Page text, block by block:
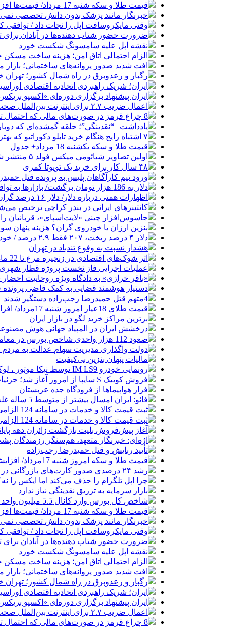
قیمت طلا و سکه شنبه 17 مرداد/ قیمت‌ها افزایشی
خبرنگار مانند پزشک بدون دانش تخصصی
وقتی مایکروسافت اپل را نجات داد /
ضرورت حضور شتاب ‌دهنده‌ها در آبادان
نقشه اپل علیه سامسونگ شکست خورد
الزام احتمالی اتاق امن؛ هزینه ساخت مسکن
افت شدید صدور پروانه‌های ساختمانی؛
رگبار و رعدوبرق در راه شمال کشور؛
ایران؛ شریک راهبردی اتحادیه اقتصادی
ایران پیشنهاد برگزاری دوره‌ای «اکسپو
اعمال ضریب ۲.۷ برای اینترنت بین‌الملل صحت دارد؟ / واکنش سازمان تنظیم مقررات
8 چراغ قرمز در صورت‌های مالی که احتمال تقلب را آشکار می‌کند
یادداشت | “نقدینگی”؛ حلقه گمشده‌ای که
۷ اشتباه رایج هنگام خرید تابلو دکوراتیو که بهتر است مرتکب نشوید
قیمت طلا و سکه یکشنبه 18 مرداد+ جدول
اولین تصاویر شیائومی میکس فولد ۵ منتشر شد
۴۸ سال کار برای خرید یک تویوتا کمری
ورود تیم کارآگاهان پلیس به پرونده قتل
دلار به 186 هزار تومان برگشت/ بازارها به توافق احتمالی هرمز چه واکنشی نشان دادند؟
اظهارات همتی درباره دلار/ دلار ۱۶ درصد گران شده؛ این افزایش طبیعی است
کانتینرهای ایرانی در بندر کراچی ترخیص می‌شود| تخفیف ۸۰ درصدی برای
جاسوس‌افزار چینی «لایت‌اسپای»، قربانیان را در ۱۳ کشور ازجمله آمریکا
بنزین ارزان یا خودروی گران؟ هزینه
دلار ۴ درصد ریخت، ۲۰۷ فقط ۲.۹ درصد / خودرو زیر فشار دلار کوتاه می‌آید؟
هشدار نسبت به وفوع تندباد در تهران
اثر شوک‌های اقتصادی در زنجیره مرغ تا 22 ماه باقی می‌ماند
عملیات اجرایی فاز نخست پروژه قطار
«باقر خرازی» به دادگاه ویژه روحانیت
دستیار هوشمند قضایی به کمک قاضی پرونده
4متهم قتل حمیدرضا رجب‌زاده دستگیر شدند
قیمت طلای 18عیار امروز شنبه 17مرداد/ افزایش قیمت + جدول و جزئیات
برترین مراکز خرید لگو در بازار ایران
درخشش ایران در المپیاد جهانی هوش
صعود 112 هزار واحدی شاخص بورس در معاملات امروز
دولت واگذاری مدیریت سهام عدالت به مردم
مالیات پنهان بنزین بی‌کیفیت
رونمایی خودرو IM LS9 توسط نیکا موتور ، لوکس ترین شاسی بلند EREV در ایران
فروش کوییک S سایپا از امروز آغاز شد؛ جزئیات ثبت‌نام و شرایط
فرار هواپیماها از فرودگاه جده عربستان
فائو: ایران امسال بیشتر از متوسط 5 ساله غله تولید می‌کند
ثبت قیمت کالا و خدمات در سامانه 124 الزامی شد
ثبت قیمت کالا و خدمات در سامانه 124 الزامی شد
آغاز پیش‌فروش بلیت بازگشت زائران دهه
اژه‌ای: خبرنگار متعهد، هم‌سنگر رزمندگان
تأیید ربایش و قتل حمیدرضا رجب‌زاده
قیمت طلا و سکه امروز شنبه 17مرداد/ افزایش همه قیمت ها + جدول و جزئیات
رشد ۲۴ درصدی صدور کارت‌های بازرگانی در گرگان
چرا اپل تلگرام را حذف می‌کند اما ایکس را
بازار سرمایه به تزریق نقدینگی نیاز ندارد
شاخص کل بورس وارد کانال 5.5 میلیون واحد شد
قیمت طلا و سکه شنبه 17 مرداد/ قیمت‌ها افزایشی
خبرنگار مانند پزشک بدون دانش تخصصی
وقتی مایکروسافت اپل را نجات داد /
ضرورت حضور شتاب ‌دهنده‌ها در آبادان
نقشه اپل علیه سامسونگ شکست خورد
الزام احتمالی اتاق امن؛ هزینه ساخت مسکن
افت شدید صدور پروانه‌های ساختمانی؛
رگبار و رعدوبرق در راه شمال کشور؛
ایران؛ شریک راهبردی اتحادیه اقتصادی
ایران پیشنهاد برگزاری دوره‌ای «اکسپو
اعمال ضریب ۲.۷ برای اینترنت بین‌الملل صحت دارد؟ / واکنش سازمان تنظیم مقررات
8 چراغ قرمز در صورت‌های مالی که احتمال تقلب را آشکار می‌کند